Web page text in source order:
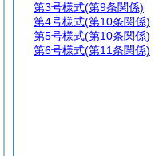
第3号様式(第9条関係)
第4号様式(第10条関係)
第5号様式(第10条関係)
第6号様式(第11条関係)